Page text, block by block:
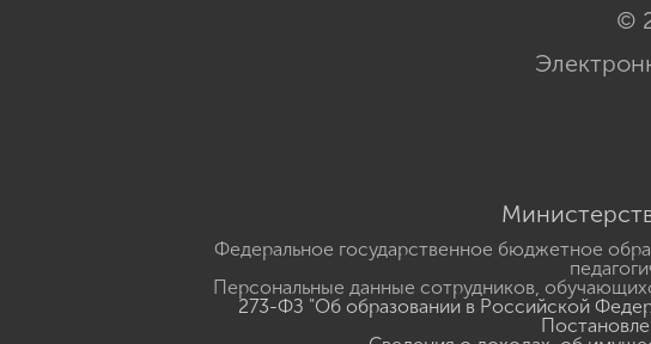
©
Федеральное государственное бюджетное
Персональные данные сотрудников,
273-ФЗ "Об образовании в Российской